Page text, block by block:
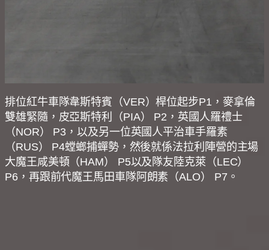
排位紅牛車隊韋斯特賓（VER）桿位起步P1，麥拿倫
雙雄緊隨，皮亞斯特利（PIA） P2，英國人羅禮士
（NOR） P3，以及另一位英國人平治車手羅素
（RUS） P4螳螂捕蟬勢，然後就係法拉利陣營的主場
大魔王咸美頓（HAM） P5以及隊友陸克萊（LEC）
P6，再跟前代魔王馬田車隊阿朗素（ALO） P7。